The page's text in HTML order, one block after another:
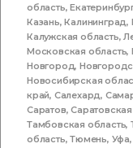
область,
Казань,Калининград,
Калужская область,
Московская область,
Новгород,
Новосибирская
край, Салехард,
Саратов,
Тамбовская область,
область,Тюмень, Уфа,